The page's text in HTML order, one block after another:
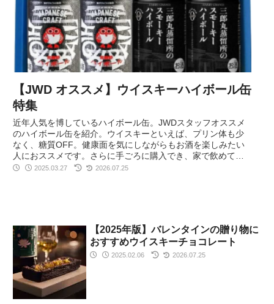
【JWD オススメ】ウイスキーハイボール缶
特集
近年人気を博しているハイボール缶。JWDスタッフオススメ
のハイボール缶を紹介。ウイスキーといえば、プリン体も少
なく、糖質OFF。健康面を気にしながらもお酒を楽しみたい
人におススメです。さらに手ごろに購入でき、家で飲めて、
本格的な味わいを持つ、そんなハイボール缶を紹介します。
2025.03.27 2026.07.25
【2025年版】バレンタインの贈り物に
おすすめウイスキーチョコレート
2025.02.06 2026.07.25